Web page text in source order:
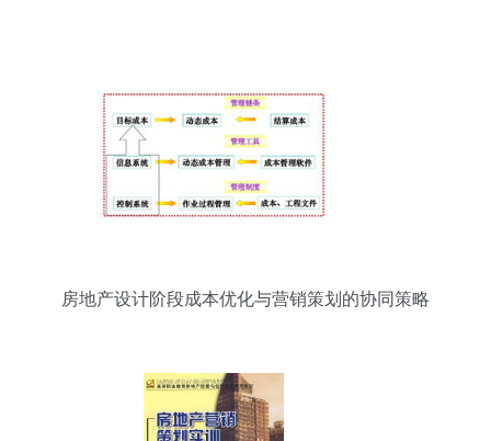
房地产设计阶段成本优化与营销策划的协同策略